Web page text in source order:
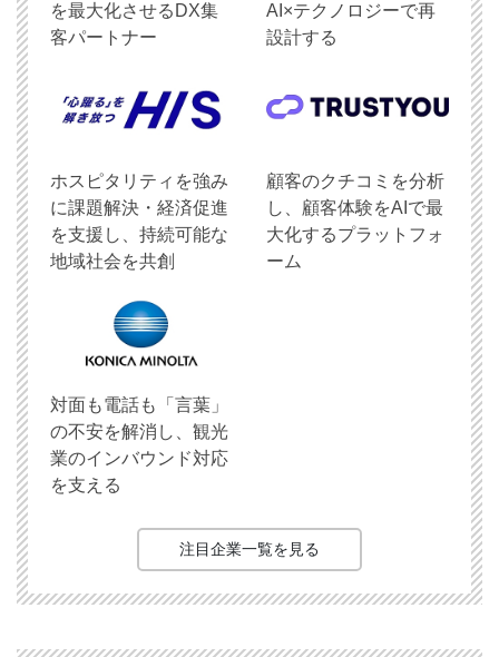
を最大化させるDX集
客パートナー
AI×テクノロジーで再
設計する
ホスピタリティを強み
に課題解決・経済促進
を支援し、持続可能な
地域社会を共創
顧客のクチコミを分析
し、顧客体験をAIで最
大化するプラットフォ
ーム
対面も電話も「言葉」
の不安を解消し、観光
業のインバウンド対応
を支える
注目企業一覧を見る